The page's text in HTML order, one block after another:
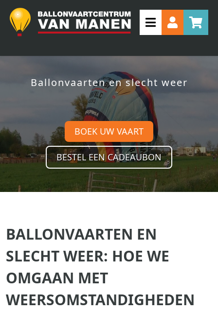
Ballonvaarten en slecht weer
BOEK UW VAART
BESTEL EEN CADEAUBON
BALLONVAARTEN EN
SLECHT WEER: HOE WE
OMGAAN MET
WEERSOMSTANDIGHEDEN